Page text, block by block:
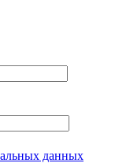
данных